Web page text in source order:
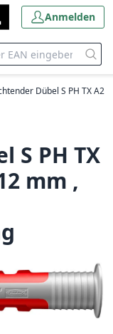
Anmelden
Dübel S PH TX A2
S PH TX
mm ,